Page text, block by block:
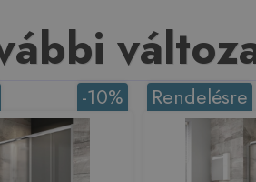
-10% Rendelésre